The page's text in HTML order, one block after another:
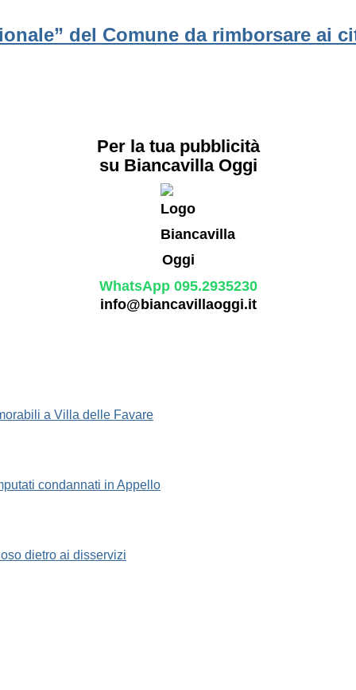
del Comune da rimborsare ai
Per la tua pubblicità
su Biancavilla Oggi
WhatsApp 095.2935230
info@biancavillaoggi.it
a Villa delle Favare
condannati in Appello
dietro ai disservizi